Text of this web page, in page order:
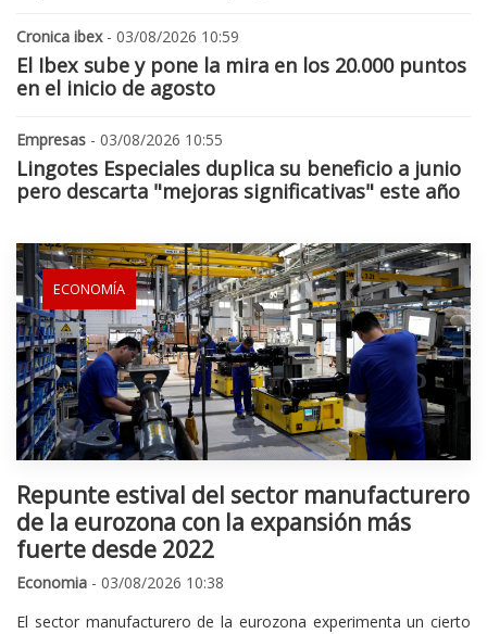
Cronica ibex- 03/08/2026 10:59
El Ibex sube y pone la mira en los 20.000 puntos
en el inicio de agosto
Empresas - 03/08/2026 10:55
Lingotes Especiales duplica su beneficio a junio
pero descarta "mejoras significativas" este año
ECONOMÍA
Repunte estival del sector manufacturero
de la eurozona con la expansión más
fuerte desde 2022
Economia - 03/08/2026 10:38
El sector manufacturero de la eurozona experimenta un cierto